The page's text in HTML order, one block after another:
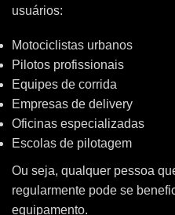
usuários:
Motociclistas urbanos
Pilotos profissionais
Equipes de corrida
Empresas de delivery
Oficinas especializadas
Escolas de pilotagem
Ou seja, qualquer pessoa
regularmente pode se
equipamento.